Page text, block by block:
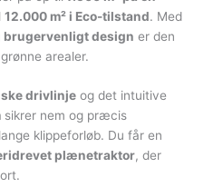
12.000 m² i Eco-tilstand. Med
brugervenligt design er den
arealer.
drivlinje og det intuitive
sikrer nem og præcis
klippeforløb. Du får en
plænetraktor, der